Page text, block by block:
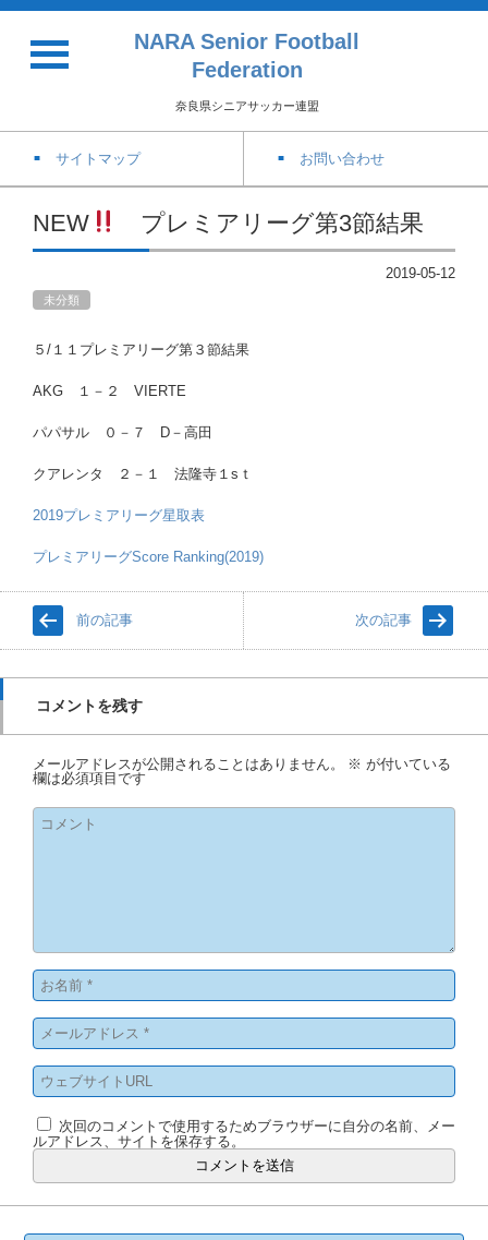
NARA Senior Football
Federation
奈良県シニアサッカー連盟
サイトマップ お問い合わせ
NEW プレミアリーグ第3節結果
2019-05-12
未分類
５/１１プレミアリーグ第３節結果
AKG １－２ VIERTE
パパサル ０－７ D－高田
クアレンタ ２－１ 法隆寺１sｔ
2019プレミアリーグ星取表
プレミアリーグScore Ranking(2019)
前の記事 次の記事
コメントを残す
メールアドレスが公開されることはありません。 ※ が付いている
欄は必須項目です
次回のコメントで使用するためブラウザーに自分の名前、メー
ルアドレス、サイトを保存する。